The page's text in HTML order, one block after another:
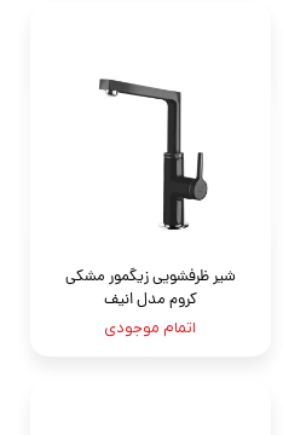
شیر ظرفشویی زیگمور مشکی
کروم مدل انیف
اتمام موجودی